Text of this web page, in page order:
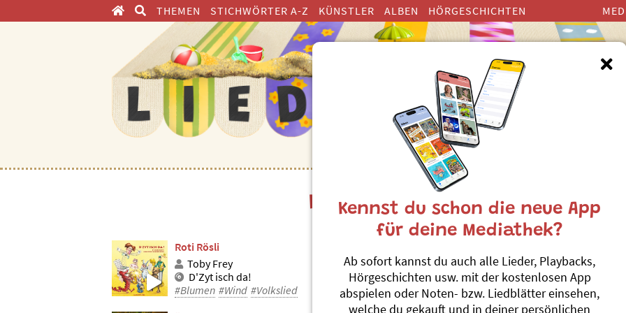
THEMEN STICHWÖRTER A-Z KÜNSTLER ALBEN
HÖRGESCHICHTEN
ENTDECKEN
Kinderlieder zum Thema
Roti Rösli
Toby Frey
D'Zyt isch da!
#Blumen #Wind #Volkslied
Andrew Bond
Machs wie de
#Wetter #Wind
Kennst du schon die neue App
für deine Mediathek?
Ab sofort kannst du auch alle Lieder, Playbacks,
Hörgeschichten usw. mit der kostenlosen App
abspielen oder Noten- bzw. Liedblätter einsehen,
welche du gekauft und in deiner persönlichen